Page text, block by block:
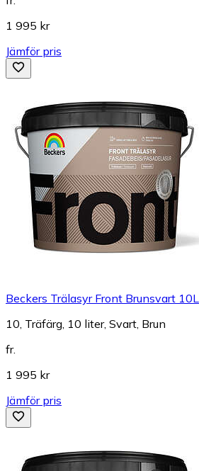
1 995 kr
Jämför pris
Beckers Trälasyr Front Brunsvart 10L
10, Träfärg, 10 liter, Svart, Brun
fr.
1 995 kr
Jämför pris